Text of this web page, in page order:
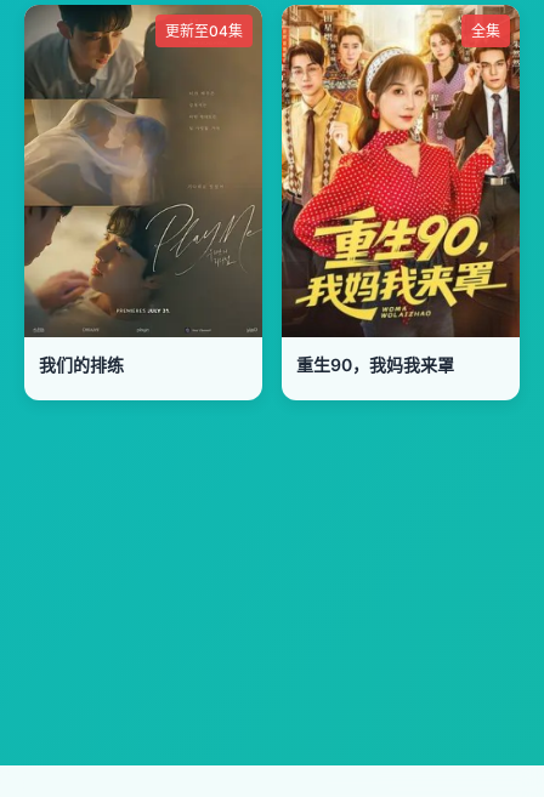
更新至04集
我们的排练
全集
重生90，我妈我来罩